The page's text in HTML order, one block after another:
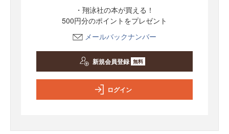
・翔泳社の本が買える！
500円分のポイントをプレゼント
メールバックナンバー
新規会員登録 無料
ログイン